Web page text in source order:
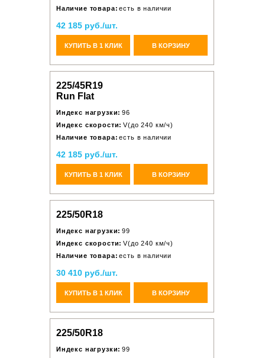
Наличие товара: есть в наличии
42 185 руб./шт.
КУПИТЬ В 1 КЛИК В КОРЗИНУ
225/45R19
Run Flat
Индекс нагрузки: 96
Индекс скорости: V(до 240 км/ч)
Наличие товара: есть в наличии
42 185 руб./шт.
КУПИТЬ В 1 КЛИК В КОРЗИНУ
225/50R18
Индекс нагрузки: 99
Индекс скорости: V(до 240 км/ч)
Наличие товара: есть в наличии
30 410 руб./шт.
КУПИТЬ В 1 КЛИК В КОРЗИНУ
225/50R18
Индекс нагрузки: 99